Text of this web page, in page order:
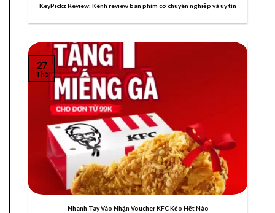
KeyPickz Review: Kênh review bàn phím cơ chuyên nghiệp và uy tín
Nhanh Tay Vào Nhận Voucher KFC Kẻo Hết Nào
27
Th5